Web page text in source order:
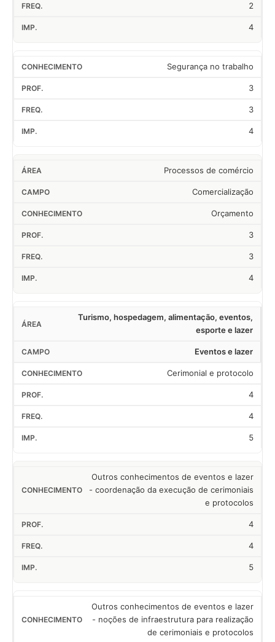
2
4
Segurança no trabalho
3
3
4
Processos de comércio
Comercialização
Orçamento
3
3
4
Turismo, hospedagem, alimentação, eventos,
esporte e lazer
Eventos e lazer
Cerimonial e protocolo
4
4
5
Outros conhecimentos de eventos e lazer
- coordenação da execução de cerimoniais
e protocolos
4
4
5
Outros conhecimentos de eventos e lazer
- noções de infraestrutura para realização
de cerimoniais e protocolos